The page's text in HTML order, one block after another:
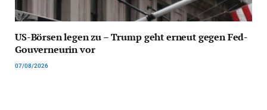
US-Börsen legen zu – Trump geht erneut gegen Fed-
Gouverneurin vor
07/08/2026